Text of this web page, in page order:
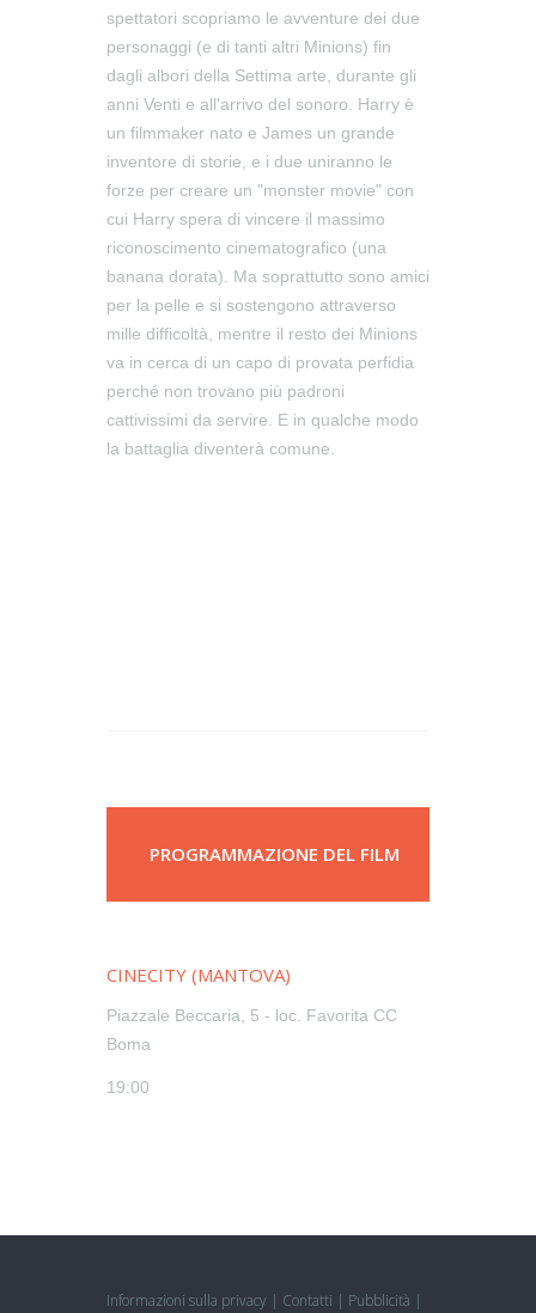
spettatori scopriamo le avventure dei due
personaggi (e di tanti altri Minions) fin
dagli albori della Settima arte, durante gli
anni Venti e all'arrivo del sonoro. Harry è
un filmmaker nato e James un grande
inventore di storie, e i due uniranno le
forze per creare un "monster movie" con
cui Harry spera di vincere il massimo
riconoscimento cinematografico (una
banana dorata). Ma soprattutto sono amici
per la pelle e si sostengono attraverso
mille difficoltà, mentre il resto dei Minions
va in cerca di un capo di provata perfidia
perché non trovano più padroni
cattivissimi da servire. E in qualche modo
la battaglia diventerà comune.
PROGRAMMAZIONE DEL FILM
CINECITY (MANTOVA)
Piazzale Beccaria, 5 - loc. Favorita CC
Boma
19:00
Informazioni sulla privacy | Contatti | Pubblicità |